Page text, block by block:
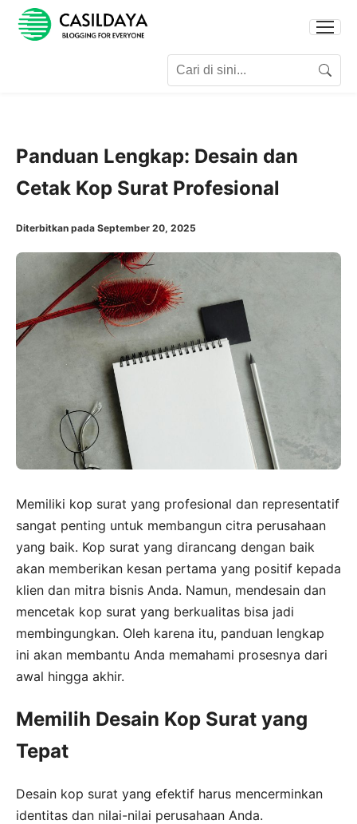
Search
Panduan Lengkap: Desain dan
Cetak Kop Surat Profesional
Diterbitkan pada September 20, 2025
Memiliki kop surat yang profesional dan representatif
sangat penting untuk membangun citra perusahaan
yang baik. Kop surat yang dirancang dengan baik
akan memberikan kesan pertama yang positif kepada
klien dan mitra bisnis Anda. Namun, mendesain dan
mencetak kop surat yang berkualitas bisa jadi
membingungkan. Oleh karena itu, panduan lengkap
ini akan membantu Anda memahami prosesnya dari
awal hingga akhir.
Memilih Desain Kop Surat yang
Tepat
Desain kop surat yang efektif harus mencerminkan
identitas dan nilai-nilai perusahaan Anda.